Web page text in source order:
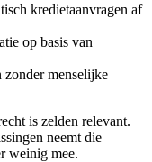
kredietaanvragen af
op basis van
zonder menselijke
is zelden relevant.
neemt die
weinig mee.